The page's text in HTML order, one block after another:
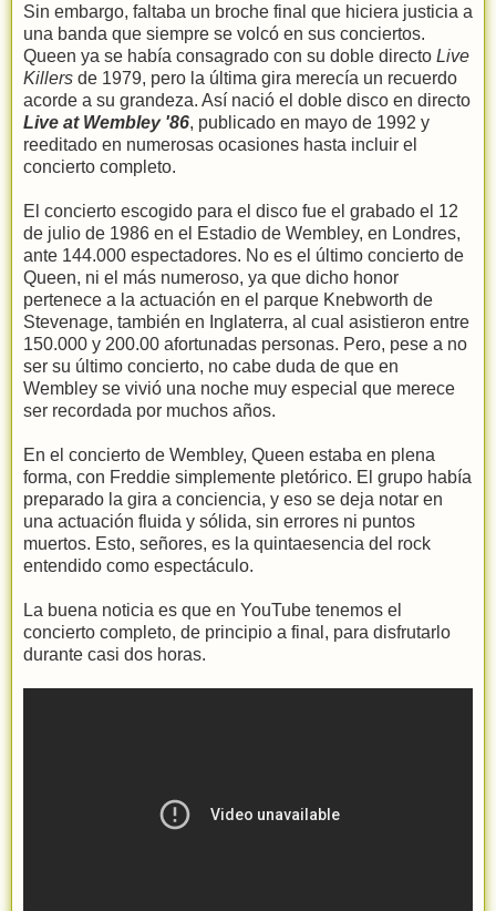
Sin embargo, faltaba un broche final que hiciera justicia a
una banda que siempre se volcó en sus conciertos.
Queen ya se había consagrado con su doble directo Live
Killers de 1979, pero la última gira merecía un recuerdo
acorde a su grandeza. Así nació el doble disco en directo
Live at Wembley '86, publicado en mayo de 1992 y
reeditado en numerosas ocasiones hasta incluir el
concierto completo.
El concierto escogido para el disco fue el grabado el 12
de julio de 1986 en el Estadio de Wembley, en Londres,
ante 144.000 espectadores. No es el último concierto de
Queen, ni el más numeroso, ya que dicho honor
pertenece a la actuación en el parque Knebworth de
Stevenage, también en Inglaterra, al cual asistieron entre
150.000 y 200.00 afortunadas personas. Pero, pese a no
ser su último concierto, no cabe duda de que en
Wembley se vivió una noche muy especial que merece
ser recordada por muchos años.
En el concierto de Wembley, Queen estaba en plena
forma, con Freddie simplemente pletórico. El grupo había
preparado la gira a conciencia, y eso se deja notar en
una actuación fluida y sólida, sin errores ni puntos
muertos. Esto, señores, es la quintaesencia del rock
entendido como espectáculo.
La buena noticia es que en YouTube tenemos el
concierto completo, de principio a final, para disfrutarlo
durante casi dos horas.